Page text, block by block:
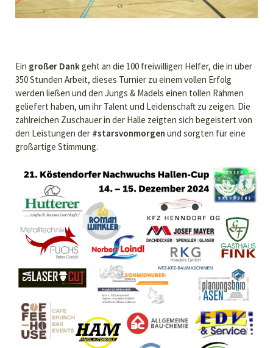
Ein großer Dankgeht an die 100 freiwilligen Helfer, die in über
350 Stunden Arbeit, dieses Turnier zu einem vollen Erfolg
werden ließen und den Jungs & Mädels einen tollen Rahmen
geliefert haben, um ihr Talent und Leidenschaft zu zeigen. Die
zahlreichen Zuschauer in der Halle zeigten sich begeistert von
den Leistungen der #starsvonmorgen und sorgten für eine
großartige Stimmung.